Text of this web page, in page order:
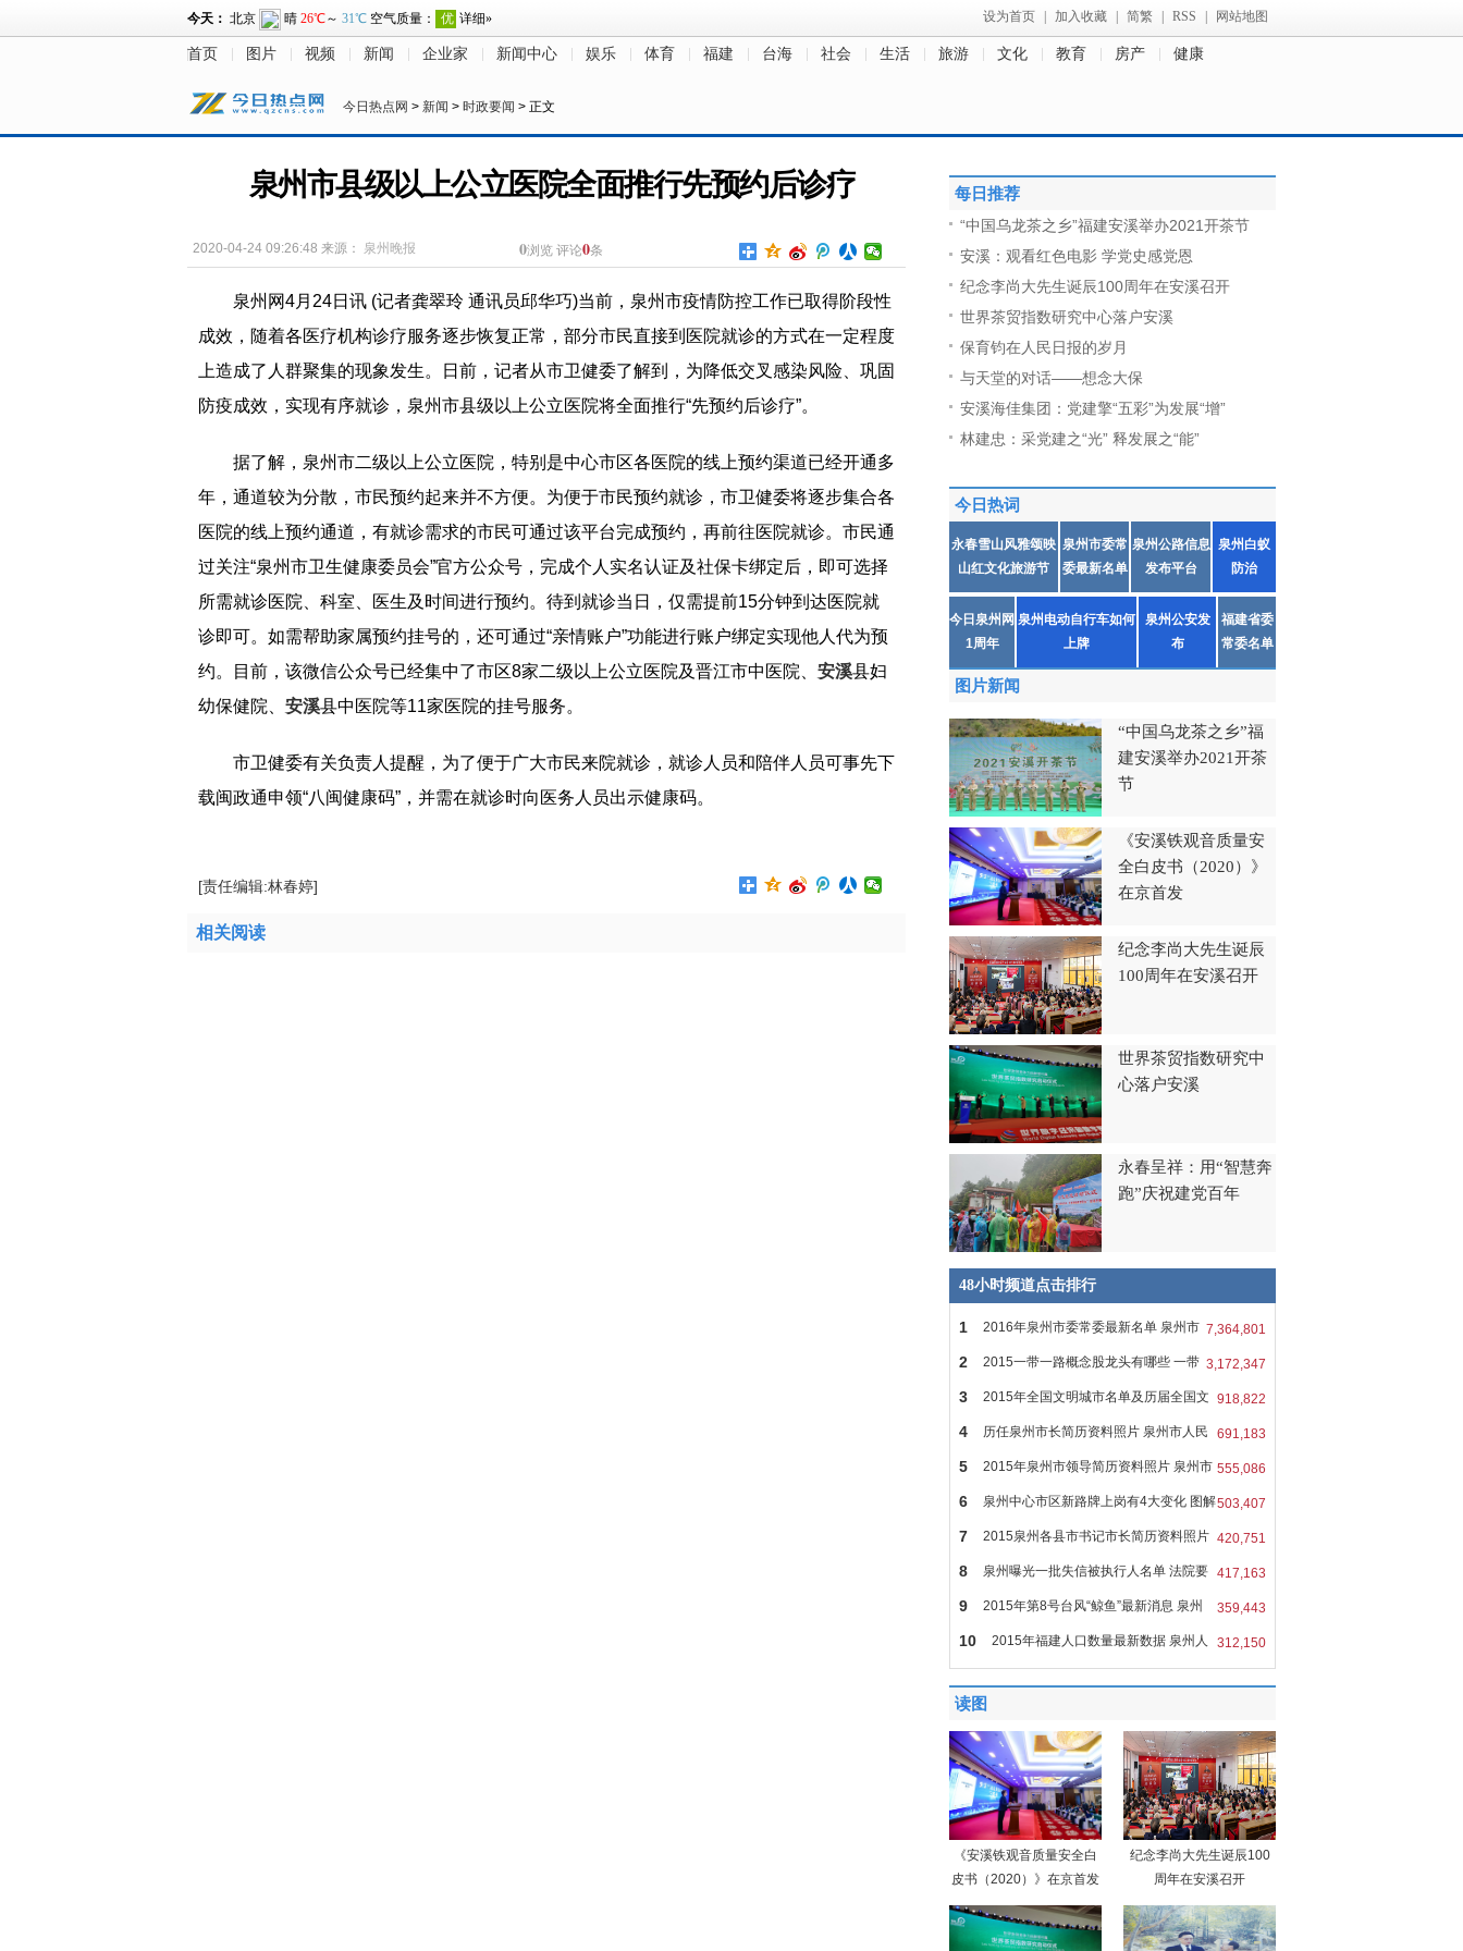
设为首页 加入收藏 简繁 RSS 网站地图
首页 图片 视频 新闻 企业家 新闻中心 娱乐 体育 福建 台海 社会 生活 旅游 文化 教育 房产 健康
今日热点网 > 新闻 > 时政要闻 > 正文
泉州市县级以上公立医院全面推行先预约后诊疗
2020-04-24 09:26:48 来源： 泉州晚报 0浏览 评论0条
泉州网4月24日讯 (记者龚翠玲 通讯员邱华巧)当前，泉州市疫情防控工作已取得阶段性
成效，随着各医疗机构诊疗服务逐步恢复正常，部分市民直接到医院就诊的方式在一定程度
上造成了人群聚集的现象发生。日前，记者从市卫健委了解到，为降低交叉感染风险、巩固
防疫成效，实现有序就诊，泉州市县级以上公立医院将全面推行“先预约后诊疗”。
据了解，泉州市二级以上公立医院，特别是中心市区各医院的线上预约渠道已经开通多
年，通道较为分散，市民预约起来并不方便。为便于市民预约就诊，市卫健委将逐步集合各
医院的线上预约通道，有就诊需求的市民可通过该平台完成预约，再前往医院就诊。市民通
过关注“泉州市卫生健康委员会”官方公众号，完成个人实名认证及社保卡绑定后，即可选择
所需就诊医院、科室、医生及时间进行预约。待到就诊当日，仅需提前15分钟到达医院就
诊即可。如需帮助家属预约挂号的，还可通过“亲情账户”功能进行账户绑定实现他人代为预
约。目前，该微信公众号已经集中了市区8家二级以上公立医院及晋江市中医院、 安溪县妇
幼保健院、 安溪县中医院等11家医院的挂号服务。
市卫健委有关负责人提醒，为了便于广大市民来院就诊，就诊人员和陪伴人员可事先下
载闽政通申领“八闽健康码”，并需在就诊时向医务人员出示健康码。
[责任编辑:林春婷]
相关阅读
每日推荐
“中国乌龙茶之乡”福建安溪举办2021开茶节
安溪：观看红色电影 学党史感党恩
纪念李尚大先生诞辰100周年在安溪召开
世界茶贸指数研究中心落户安溪
保育钧在人民日报的岁月
与天堂的对话——想念大保
安溪海佳集团：党建擎“五彩”为发展“增”
林建忠：采党建之“光” 释发展之“能”
今日热词
永春雪山风雅颂映
山红文化旅游节
泉州市委常
委最新名单
泉州公路信息
发布平台
泉州白蚁
防治
今日泉州网
1周年
泉州电动自行车如何
上牌
泉州公安发
布
福建省委
常委名单
图片新闻
“中国乌龙茶之乡”福
建安溪举办2021开茶
节
《安溪铁观音质量安
全白皮书（2020）》
在京首发
纪念李尚大先生诞辰
100周年在安溪召开
世界茶贸指数研究中
心落户安溪
永春呈祥：用“智慧奔
跑”庆祝建党百年
48小时频道点击排行
7,364,801
1 2016年泉州市委常委最新名单 泉州市
县 3,172,347
2 2015一带一路概念股龙头有哪些 一带
一 918,822
3 2015年全国文明城市名单及历届全国文
明 691,183
4 历任泉州市长简历资料照片 泉州市人民
555,086
5 2015年泉州市领导简历资料照片 泉州市
503,407
6 泉州中心市区新路牌上岗有4大变化 图解
420,751
7 2015泉州各县市书记市长简历资料照片
417,163
8 泉州曝光一批失信被执行人名单 法院要
359,443
9 2015年第8号台风“鲸鱼”最新消息 泉州
312,150
10 2015年福建人口数量最新数据 泉州人
口8
读图
《安溪铁观音质量安全白
皮书（2020）》在京首发
纪念李尚大先生诞辰100
周年在安溪召开